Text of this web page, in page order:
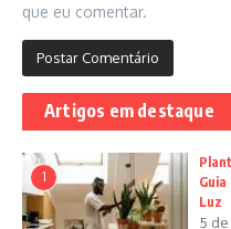
que eu comentar.
Artigos em destaque
1
Luz
5